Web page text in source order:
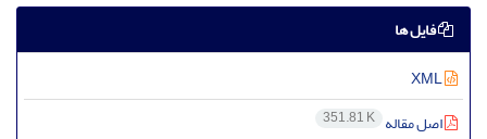
فایل ها
اصل مقاله 351.81 K